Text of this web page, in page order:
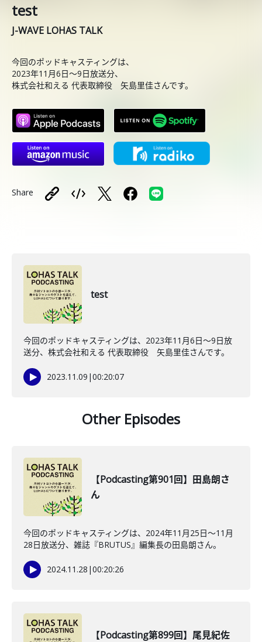
test
J-WAVE LOHAS TALK
今回のポッドキャスティングは、
2023年11月6日〜9日放送分、
株式会社和える 代表取締役 矢島里佳さんです。
Share
test
今回のポッドキャスティングは、2023年11月6日〜9日放
送分、株式会社和える 代表取締役 矢島里佳さんです。
2023.11.09 |00:20:07
Other Episodes
【Podcasting第901回】田島朗さ
ん
今回のポッドキャスティングは、2024年11月25日～11月
28日放送分、雑誌『BRUTUS』編集長の田島朗さん。
2024.11.28 |00:20:26
【Podcasting第899回】尾見紀佐